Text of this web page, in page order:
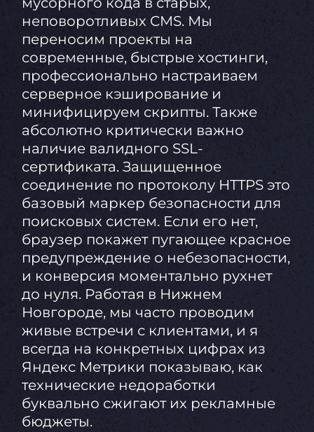
неповоротливых CMS. Мы
переносим проекты на
современные, быстрые хостинги,
профессионально настраиваем
серверное кэширование и
минифицируем скрипты. Также
абсолютно критически важно
наличие валидного SSL-
сертификата. Защищенное
соединение по протоколу HTTPS это
базовый маркер безопасности для
поисковых систем. Если его нет,
браузер покажет пугающее красное
предупреждение о небезопасности,
и конверсия моментально рухнет
до нуля. Работая в Нижнем
Новгороде, мы часто проводим
живые встречи с клиентами, и я
всегда на конкретных цифрах из
Яндекс Метрики показываю, как
технические недоработки
буквально сжигают их рекламные
бюджеты.